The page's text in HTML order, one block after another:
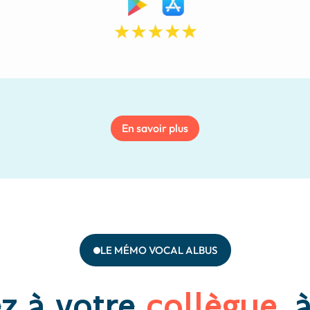
En savoir plus
LE MÉMO VOCAL ALBUS